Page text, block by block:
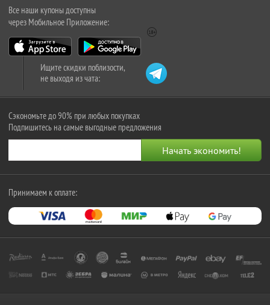
Все наши купоны доступны
через Мобильное Приложение:
Ищите скидки поблизости,
не выходя из чата:
Сэкономьте до 90% при любых покупках
Подпишитесь на самые выгодные предложения
Принимаем к оплате: